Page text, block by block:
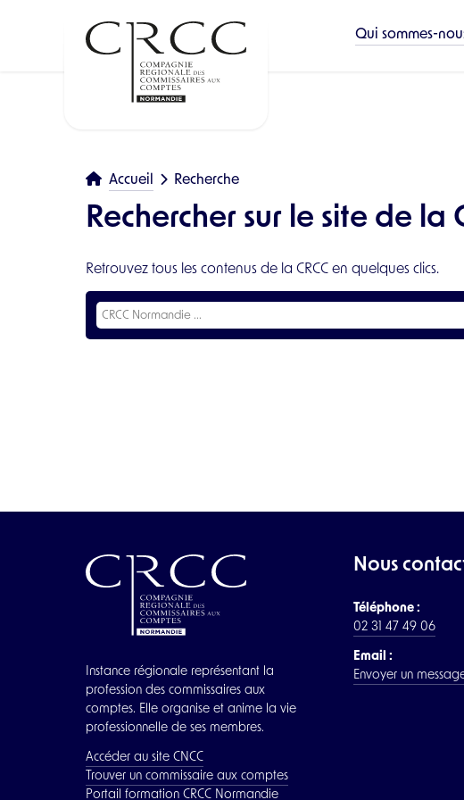
Qui sommes-
Accueil Recherche
Rechercher sur le site de la
Retrouvez tous les contenus de la CRCC en quelques clics.
Instance régionale représentant la
profession des commissaires aux
comptes. Elle organise et anime la vie
professionnelle de ses membres.
Accéder au site CNCC
Trouver un commissaire aux comptes
Portail formation CRCC Normandie
Nous
Téléphone :
02 31 47 49 06
Email :
Envoyer un